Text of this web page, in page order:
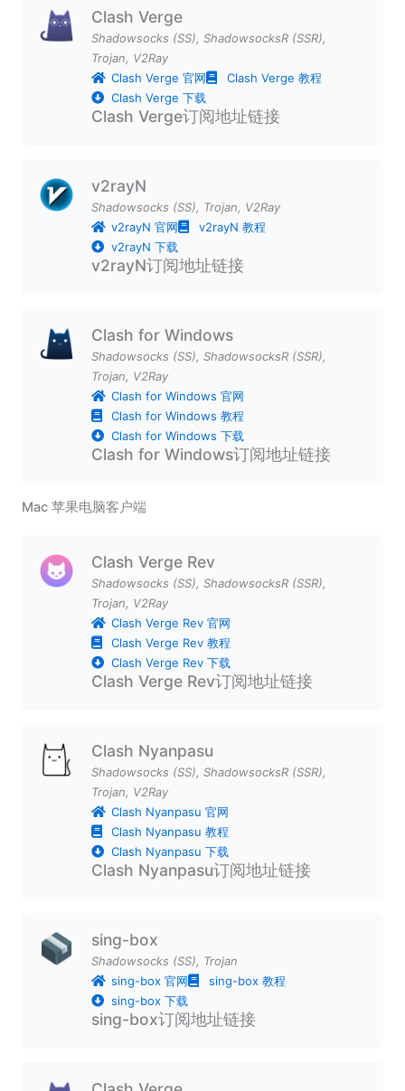
Clash Verge
Shadowsocks (SS), ShadowsocksR (SSR),
Trojan, V2Ray
Clash Verge 官网
Clash Verge 教程
Clash Verge 下载
Clash Verge订阅地址链接
v2rayN
Shadowsocks (SS), Trojan, V2Ray
v2rayN 官网
v2rayN 教程
v2rayN 下载
v2rayN订阅地址链接
Clash for Windows
Shadowsocks (SS), ShadowsocksR (SSR),
Trojan, V2Ray
Clash for Windows 官网
Clash for Windows 教程
Clash for Windows 下载
Clash for Windows订阅地址链接
Mac 苹果电脑客户端
Clash Verge Rev
Shadowsocks (SS), ShadowsocksR (SSR),
Trojan, V2Ray
Clash Verge Rev 官网
Clash Verge Rev 教程
Clash Verge Rev 下载
Clash Verge Rev订阅地址链接
Clash Nyanpasu
Shadowsocks (SS), ShadowsocksR (SSR),
Trojan, V2Ray
Clash Nyanpasu 官网
Clash Nyanpasu 教程
Clash Nyanpasu 下载
Clash Nyanpasu订阅地址链接
sing-box
Shadowsocks (SS), Trojan
sing-box 官网
sing-box 教程
sing-box 下载
sing-box订阅地址链接